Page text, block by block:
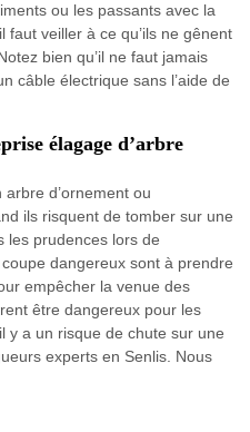
ou les passants avec la
veiller à ce qu’ils ne gênent
bien qu’il ne faut jamais
câble électrique sans l’aide de
élagage d’arbre
arbre d’ornement ou
ils risquent de tomber sur une
les prudences lors de
dangereux sont à prendre
empêcher la venue des
être dangereux pour les
y a un risque de chute sur une
experts en Senlis. Nous